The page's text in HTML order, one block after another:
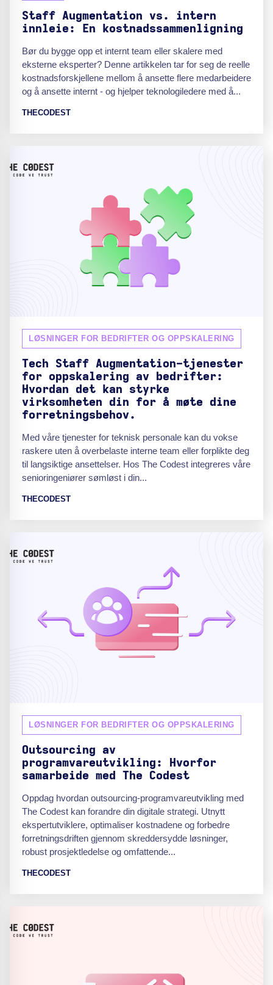
Staff Augmentation vs. intern
innleie: En kostnadssammenligning
Bør du bygge opp et internt team eller skalere med
eksterne eksperter? Denne artikkelen tar for seg de reelle
kostnadsforskjellene mellom å ansette flere medarbeidere
og å ansette internt - og hjelper teknologiledere med å...
THECODEST
LØSNINGER FOR BEDRIFTER OG OPPSKALERING
Tech Staff Augmentation-tjenester
for oppskalering av bedrifter:
Hvordan det kan styrke
virksomheten din for å møte dine
forretningsbehov.
Med våre tjenester for teknisk personale kan du vokse
raskere uten å overbelaste interne team eller forplikte deg
til langsiktige ansettelser. Hos The Codest integreres våre
senioringeniører sømløst i din...
THECODEST
LØSNINGER FOR BEDRIFTER OG OPPSKALERING
Outsourcing av
programvareutvikling: Hvorfor
samarbeide med The Codest
Oppdag hvordan outsourcing-programvareutvikling med
The Codest kan forandre din digitale strategi. Utnytt
ekspertutviklere, optimaliser kostnadene og forbedre
forretningsdriften gjennom skreddersydde løsninger,
robust prosjektledelse og omfattende...
THECODEST